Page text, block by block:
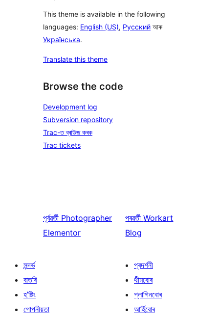
This theme is available in the following
languages: English (US), Русский আৰু
Українська.
Translate this theme
Browse the code
Development log
Subversion repository
Trac-ত ব্ৰাউজ কৰক
Trac tickets
পূৰ্বৱৰ্তী Photographer
Elementor
পৰৱৰ্তী Workart
Blog
সন্দৰ্ভ
বাতৰি
হ’ষ্টিং
গোপনীয়তা
প্ৰদৰ্শনী
থীমবোৰ
প্লাগিনবোৰ
আৰ্হিবোৰ